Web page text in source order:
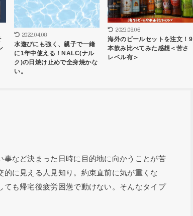
2022.04.08
水遊びにも強く、親子で一緒
に1年中使える！NALC(ナル
ク)の日焼け止めで全身焼かな
い。
2023.08.06
海外のビールセットを注文！9
本飲み比べてみた感想＜苦さ
レベル有＞
事など決まった日時に目的地に向かうことが苦
的に見える人見知り。約束直前に気が重くな
ても帰宅後疲労困憊で動けない。そんなタイプ